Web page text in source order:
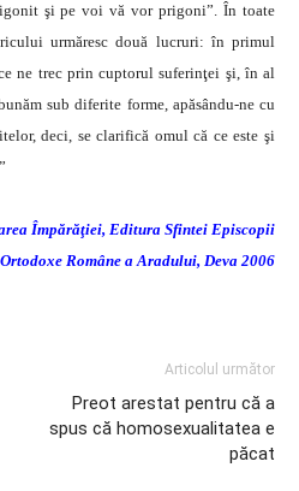
şi pe voi vă vor prigoni”. În toate
urmăresc două lucruri: în primul
ne trec prin cuptorul suferinţei şi, în al
sub diferite forme, apăsându-ne cu
deci, se clarifică omul că ce este şi
Împărăţiei, Editura Sfintei Episcopii
Ortodoxe Române a Aradului, Deva 2006
Articolul următor
Preot arestat pentru că a
spus că homosexualitatea e
păcat